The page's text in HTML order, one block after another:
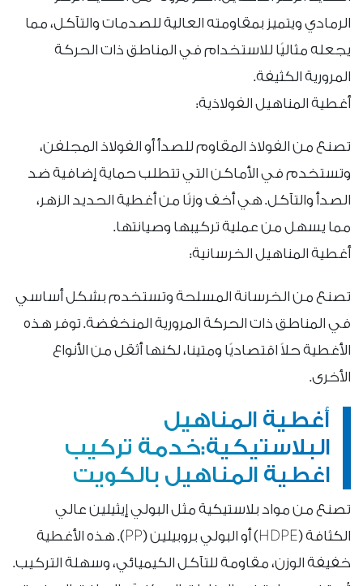
الرمادي ويتميز بمقاومته العالية للصدمات والتآكل، مما
يجعله مثاليًا للاستخدام في المناطق ذات الحركة
المرورية الكثيفة.
أغطية المناهيل الفولاذية:
تصنع من الفولاذ المقاوم للصدأ أو الفولاذ المجلفن،
وتستخدم في الأماكن التي تتطلب حماية إضافية ضد
الصدأ والتآكل. هي أخف وزنًا من أغطية الحديد الزهر،
مما يسهل من عملية تركيبها وصيانتها.
أغطية المناهيل الخرسانية:
تصنع من الخرسانة المسلحة وتستخدم بشكل أساسي
في المناطق ذات الحركة المرورية المنخفضة. توفر هذه
الأغطية حلاً اقتصاديًا ومتينا، لكنها أثقل من الأنواع
الأخرى.
أغطية المناهيل
البلاستيكية:خدمة تركيب
اغطية المناهيل بالكويت
تصنع من مواد بلاستيكية مثل البولي إيثيلين عالي
الكثافة (HDPE) أو البولي بروبيلين (PP). هذه الأغطية
خفيفة الوزن، مقاومة للتآكل الكيميائي، وسهلة التركيب.